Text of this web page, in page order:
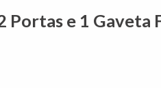
Portas e 1